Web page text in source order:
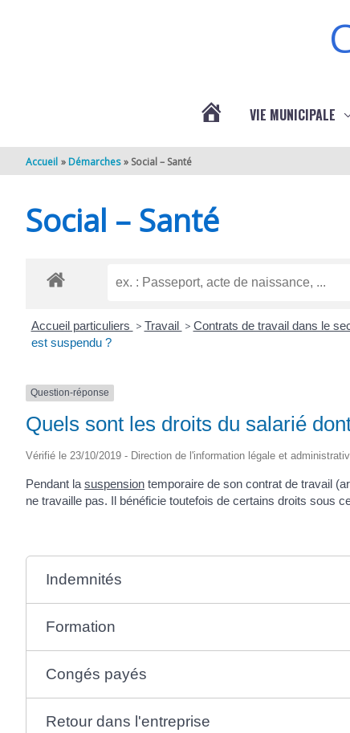
VIE MUNICIPALE
Accueil Démarches Social – Santé
Social – Santé
Accueil particuliers > Travail > Contrats de travail dans le
est suspendu ?
Question-réponse
Quels sont les droits du salarié
Vérifié le 23/10/2019 - Direction de l'information légale et
Pendant la suspension temporaire de son contrat de travail
ne travaille pas. Il bénéficie toutefois de certains droits sous
Indemnités
Formation
Congés payés
Retour dans l'entreprise